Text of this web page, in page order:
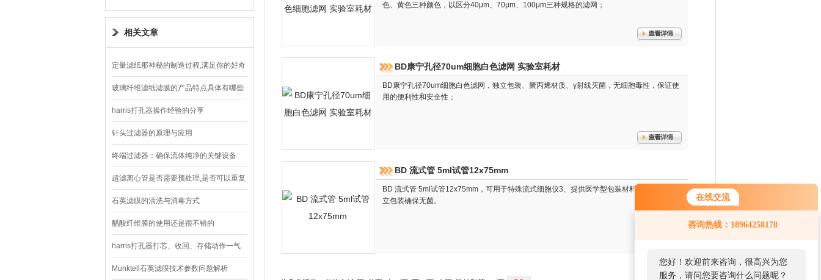
在线交流
咨询热线：18964258178
您好！欢迎前来咨询，很高兴为您
服务，请问您要咨询什么问题呢？
设备
相关文章
定量滤纸那神秘的制造过程,满足你的好奇
心
玻璃纤维滤纸滤膜的产品特点具体有哪些
harris打孔器操作经验的分享
针头过滤器的原理与应用
终端过滤器：确保流体纯净的关键设备
超滤离心管是否需要预处理,是否可以重复
使用?有答案了
石英滤膜的清洗与消毒方式
醋酸纤维膜的使用还是很不错的
harris打孔器打芯、收回、存储动作一气
呵成
Munktell石英滤膜技术参数问题解析
色、黄色三种颜色，以区分40µm、70µm、100µm三种规格的滤网；
BD康宁孔径70um细胞白色滤网 实验室耗材
BD康宁孔径70um细胞白色滤网，独立包装、聚丙烯材质、γ射线灭菌，无细胞毒性，保证使
用的便利性和安全性；
BD 流式管 5ml试管12x75mm
BD 流式管 5ml试管12x75mm，可用于特殊流式细胞仪3、提供医学型包装材料进行的产品独
立包装确保无菌。